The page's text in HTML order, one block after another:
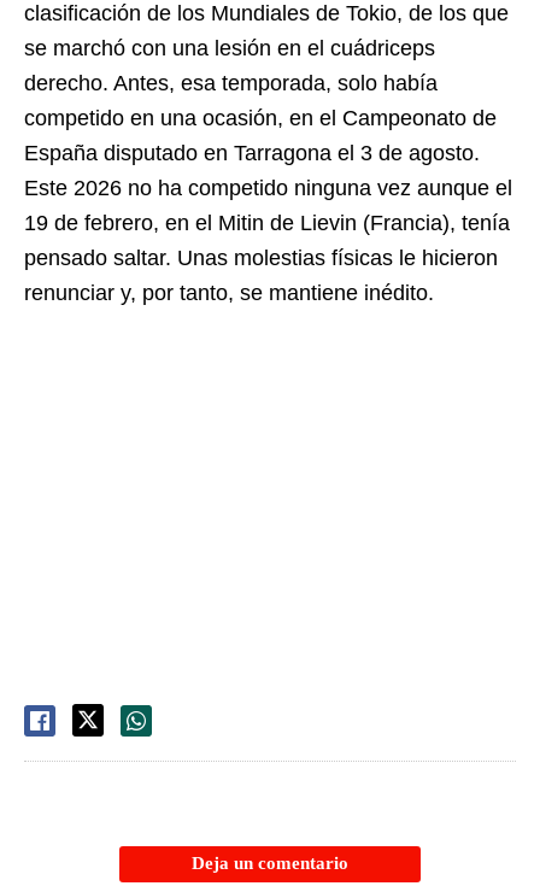
clasificación de los Mundiales de Tokio, de los que
se marchó con una lesión en el cuádriceps
derecho. Antes, esa temporada, solo había
competido en una ocasión, en el Campeonato de
España disputado en Tarragona el 3 de agosto.
Este 2026 no ha competido ninguna vez aunque el
19 de febrero, en el Mitin de Lievin (Francia), tenía
pensado saltar. Unas molestias físicas le hicieron
renunciar y, por tanto, se mantiene inédito.
Deja un comentario